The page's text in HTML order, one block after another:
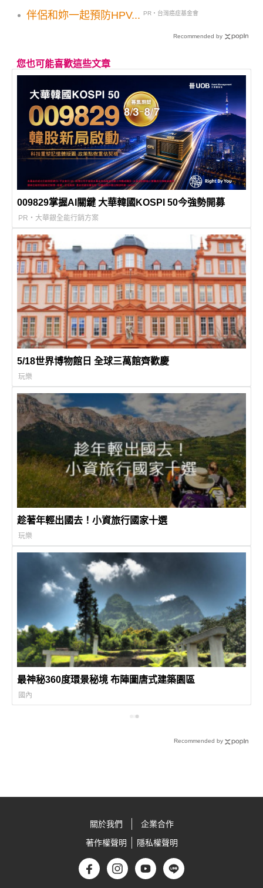
伴侶和妳一起預防HPV...
PR・台灣癌症基金會
Recommended by
您也可能喜歡這些文章
009829掌握AI關鍵 大華韓國KOSPI 50今強勢開募
PR・大華銀全能行銷方案
5/18世界博物館日 全球三萬館齊歡慶
玩樂
趁著年輕出國去！小資旅行國家十選
玩樂
最神秘360度環景秘境 布陣圖唐式建築園區
國內
Recommended by
關於我們
企業合作
著作權聲明
隱私權聲明